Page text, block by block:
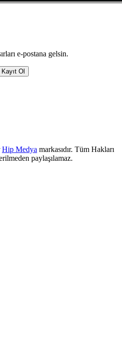
e-postana gelsin.
Kayıt Ol
Hip Medya markasıdır. Tüm Hakları
paylaşılamaz.